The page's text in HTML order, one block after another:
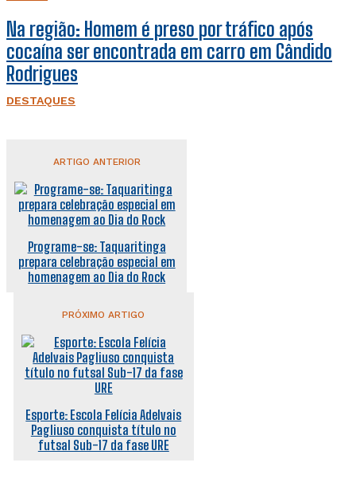
Na região: Homem é preso por tráfico após
cocaína ser encontrada em carro em Cândido
Rodrigues
DESTAQUES
ARTIGO ANTERIOR
Programe-se: Taquaritinga
prepara celebração especial em
homenagem ao Dia do Rock
PRÓXIMO ARTIGO
Esporte: Escola Felícia Adelvais
Pagliuso conquista título no
futsal Sub-17 da fase URE